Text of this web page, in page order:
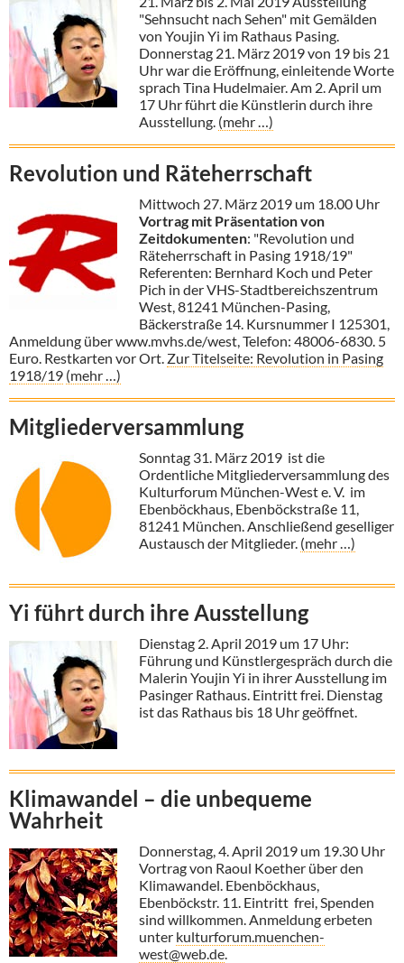
"Sehnsucht nach Sehen" mit Gemälden
von Youjin Yi im Rathaus Pasing.
Donnerstag 21. März 2019 von 19 bis 21
Uhr war die Eröffnung, einleitende Worte
sprach Tina Hudelmaier. Am 2. April um
17 Uhr führt die Künstlerin durch ihre
Ausstellung. (mehr …)
Revolution und Räteherrschaft
Mittwoch 27. März 2019 um 18.00 Uhr
Vortrag mit Präsentation von
Zeitdokumenten: "Revolution und
Räteherrschaft in Pasing 1918/19"
Referenten: Bernhard Koch und Peter
Pich in der VHS-Stadtbereichszentrum
West, 81241 München-Pasing,
Bäckerstraße 14. Kursnummer I 125301,
Anmeldung über www.mvhs.de/west, Telefon: 48006-6830. 5
Euro. Restkarten vor Ort. Zur Titelseite: Revolution in Pasing
1918/19 (mehr …)
Mitgliederversammlung
Sonntag 31. März 2019 ist die
Ordentliche Mitgliederversammlung des
Kulturforum München-West e. V. im
Ebenböckhaus, Ebenböckstraße 11,
81241 München. Anschließend geselliger
Austausch der Mitglieder. (mehr …)
Yi führt durch ihre Ausstellung
Dienstag 2. April 2019 um 17 Uhr:
Führung und Künstlergespräch durch die
Malerin Youjin Yi in ihrer Ausstellung im
Pasinger Rathaus. Eintritt frei. Dienstag
ist das Rathaus bis 18 Uhr geöffnet.
Klimawandel – die unbequeme
Wahrheit
Donnerstag, 4. April 2019 um 19.30 Uhr
Vortrag von Raoul Koether über den
Klimawandel. Ebenböckhaus,
Ebenböckstr. 11. Eintritt frei, Spenden
sind willkommen. Anmeldung erbeten
unter kulturforum.muenchen-
west@web.de.